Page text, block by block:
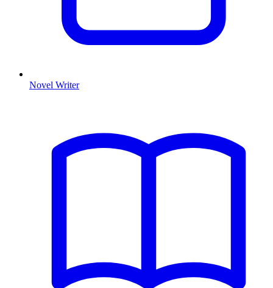
Novel Writer